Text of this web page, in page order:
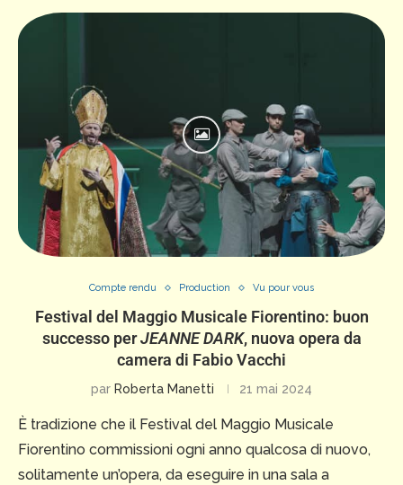
Compte rendu Production Vu pour vous
Festival del Maggio Musicale Fiorentino: buon
successo perJEANNE DARK, nuova opera da
camera di Fabio Vacchi
par Roberta Manetti 21 mai 2024
È tradizione che il Festival del Maggio Musicale
Fiorentino commissioni ogni anno qualcosa di nuovo,
solitamente un’opera, da eseguire in una sala a